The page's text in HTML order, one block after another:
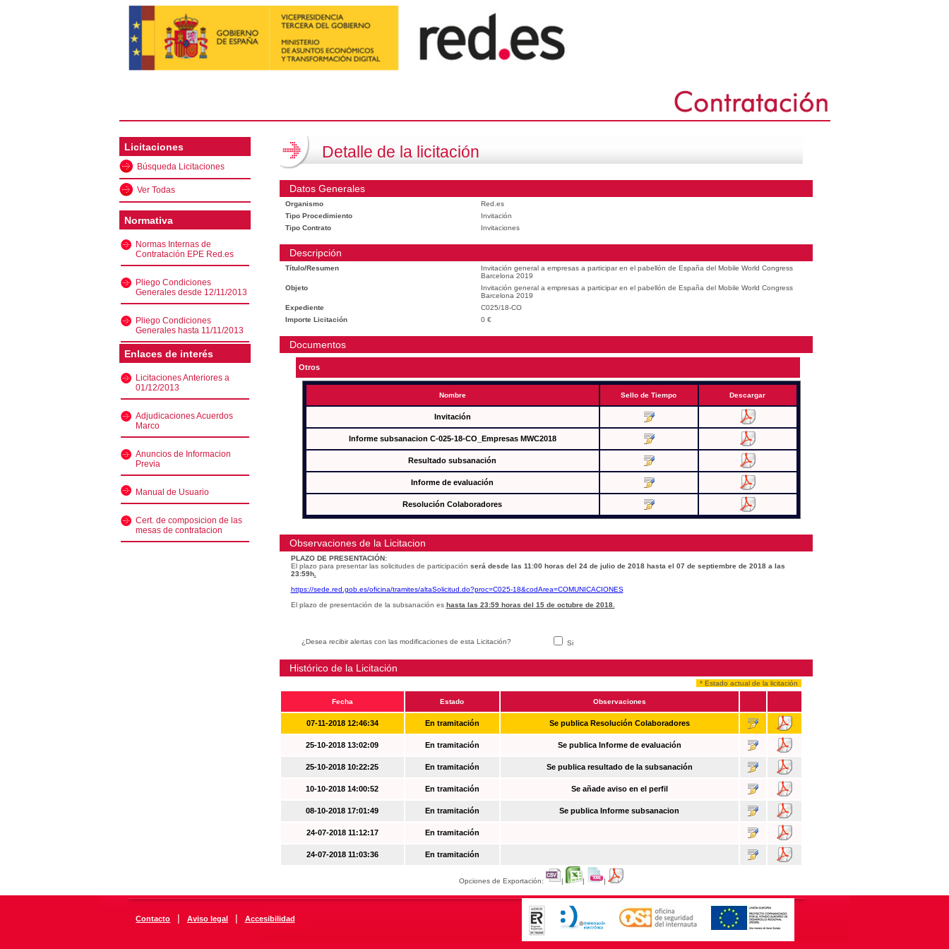
Licitaciones
Búsqueda Licitaciones
Ver Todas
Normativa
Normas Internas de
Contratación EPE Red.es
Pliego Condiciones
Generales desde 12/11/2013
Pliego Condiciones
Generales hasta 11/11/2013
Enlaces de interés
Licitaciones Anteriores a
01/12/2013
Adjudicaciones Acuerdos
Marco
Anuncios de Informacion
Previa
Manual de Usuario
Cert. de composicion de las
mesas de contratacion
Detalle de la licitación
Datos Generales
Organismo
Red.es
Tipo Procedimiento
Invitación
Tipo Contrato
Invitaciones
Descripción
Título/Resumen
Invitación general a empresas a participar en el pabellón de España del Mobile World Congress
Barcelona 2019
Objeto
Invitación general a empresas a participar en el pabellón de España del Mobile World Congress
Barcelona 2019
Expediente
C025/18-CO
Importe Licitación
0 €
Documentos
Otros
Nombre Sello de Tiempo Descargar
Invitación
Informe subsanacion C-025-18-CO_Empresas MWC2018
Resultado subsanación
Informe de evaluación
Resolución Colaboradores
Observaciones de la Licitacion
PLAZO DE PRESENTACIÓN:
El plazo para presentar las solicitudes de participación será desde las 11:00 horas del 24 de julio de 2018 hasta el 07 de septiembre de 2018 a las
23:59h.
https://sede.red.gob.es/oficina/tramites/altaSolicitud.do?proc=C025-18&codArea=COMUNICACIONES
El plazo de presentación de la subsanación es hasta las 23:59 horas del 15 de octubre de 2018.
¿Desea recibir alertas con las modificaciones de esta Licitación? Si
Histórico de la Licitación
* Estado actual de la licitación
Fecha Estado Observaciones
07-11-2018 12:46:34 En tramitación Se publica Resolución Colaboradores
25-10-2018 13:02:09 En tramitación Se publica Informe de evaluación
25-10-2018 10:22:25 En tramitación Se publica resultado de la subsanación
10-10-2018 14:00:52 En tramitación Se añade aviso en el perfil
08-10-2018 17:01:49 En tramitación Se publica Informe subsanacion
24-07-2018 11:12:17 En tramitación
24-07-2018 11:03:36 En tramitación
Opciones de Exportación: | | |
Contacto | Aviso legal | Accesibilidad